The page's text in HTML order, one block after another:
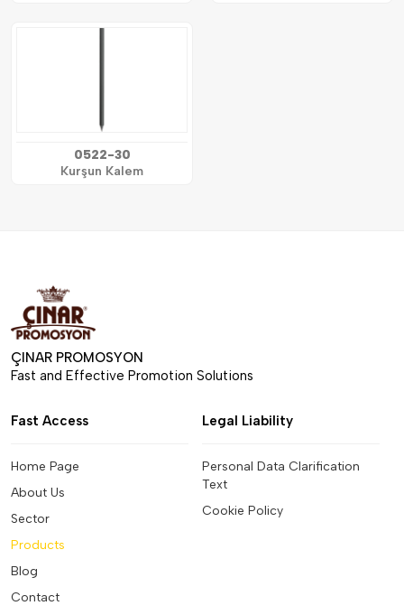
0522-30
Kurşun Kalem
ÇINAR PROMOSYON
Fast and Effective Promotion Solutions
Fast Access
Home Page
About Us
Sector
Products
Blog
Contact
Legal Liability
Personal Data Clarification
Text
Cookie Policy